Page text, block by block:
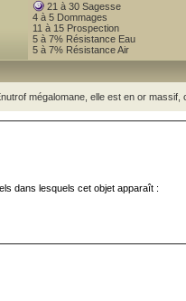
21 à 30 Sagesse
4 à 5 Dommages
11 à 15 Prospection
5 à 7% Résistance Eau
5 à 7% Résistance Air
mégalomane, elle est en or massif,
dans lesquels cet objet apparaît :